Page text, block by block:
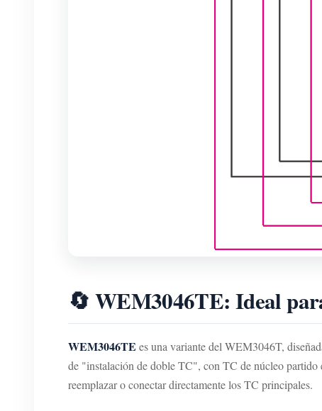
🔄 WEM3046TE: Ideal
WEM3046TE es una variante del WEM3046T,
de "instalación de doble TC", con TC de núcleo partido
reemplazar o conectar directamente los TC principales.